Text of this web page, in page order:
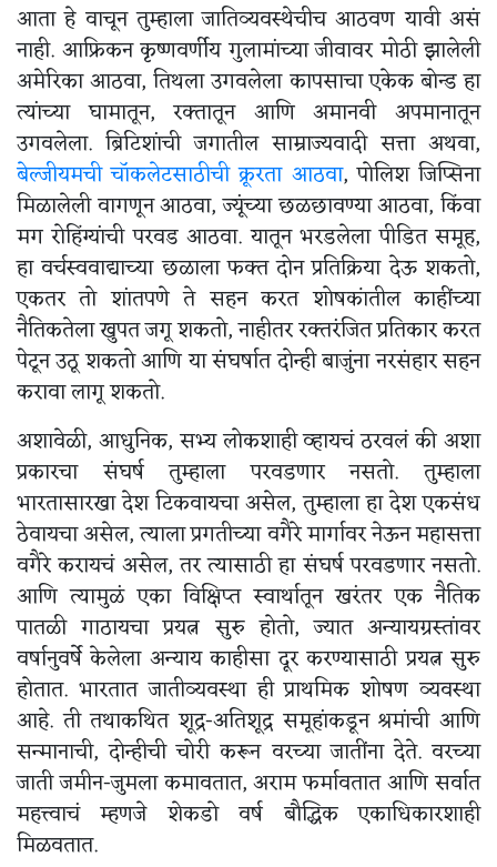
आता हे वाचून तुम्हाला जातिव्यवस्थेचीच आठवण यावी असं
नाही. आफ्रिकन कृष्णवर्णीय गुलामांच्या जीवावर मोठी झालेली
अमेरिका आठवा, तिथला उगवलेला कापसाचा एकेक बोन्ड हा
त्यांच्या घामातून, रक्तातून आणि अमानवी अपमानातून
उगवलेला. ब्रिटिशांची जगातील साम्राज्यवादी सत्ता अथवा,
बेल्जीयमची चॉकलेटसाठीची क्रूरता आठवा, पोलिश जिप्सिना
मिळालेली वागणून आठवा, ज्यूंच्या छळछावण्या आठवा, किंवा
मग रोहिंग्यांची परवड आठवा. यातून भरडलेला पीडित समूह,
हा वर्चस्ववाद्याच्या छळाला फक्त दोन प्रतिक्रिया देऊ शकतो,
एकतर तो शांतपणे ते सहन करत शोषकांतील काहींच्या
नैतिकतेला खुपत जगू शकतो, नाहीतर रक्तरंजित प्रतिकार करत
पेटून उठू शकतो आणि या संघर्षात दोन्ही बाजुंना नरसंहार सहन
करावा लागू शकतो.
अशावेळी, आधुनिक, सभ्य लोकशाही व्हायचं ठरवलं की अशा
प्रकारचा संघर्ष तुम्हाला परवडणार नसतो. तुम्हाला
भारतासारखा देश टिकवायचा असेल, तुम्हाला हा देश एकसंध
ठेवायचा असेल, त्याला प्रगतीच्या वगैरे मार्गावर नेऊन महासत्ता
वगैरे करायचं असेल, तर त्यासाठी हा संघर्ष परवडणार नसतो.
आणि त्यामुळं एका विक्षिप्त स्वार्थातून खरंतर एक नैतिक
पातळी गाठायचा प्रयत्न सुरु होतो, ज्यात अन्यायग्रस्तांवर
वर्षानुवर्षे केलेला अन्याय काहीसा दूर करण्यासाठी प्रयत्न सुरु
होतात. भारतात जातीव्यवस्था ही प्राथमिक शोषण व्यवस्था
आहे. ती तथाकथित शूद्र-अतिशूद्र समूहांकडून श्रमांची आणि
सन्मानाची, दोन्हीची चोरी करून वरच्या जातींना देते. वरच्या
जाती जमीन-जुमला कमावतात, अराम फर्मावतात आणि सर्वात
महत्त्वाचं म्हणजे शेकडो वर्ष बौद्धिक एकाधिकारशाही
मिळवतात.